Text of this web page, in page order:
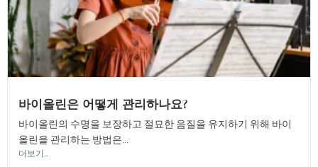
바이올린은 어떻게 관리하나요?
바이올린의 수명을 보장하고 절묘한 음질을 유지하기 위해 바이
올린을 관리하는 방법은...
더보기..